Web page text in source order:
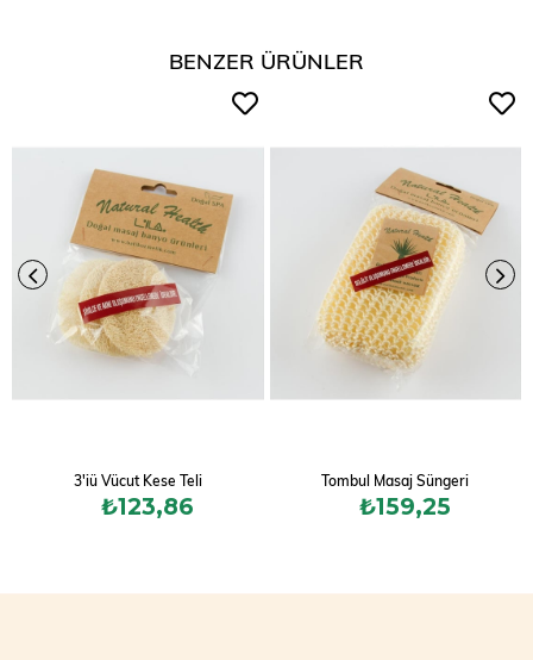
BENZER ÜRÜNLER
3'iü Vücut Kese Teli
₺123,86
Tombul Masaj Süngeri
₺159,25